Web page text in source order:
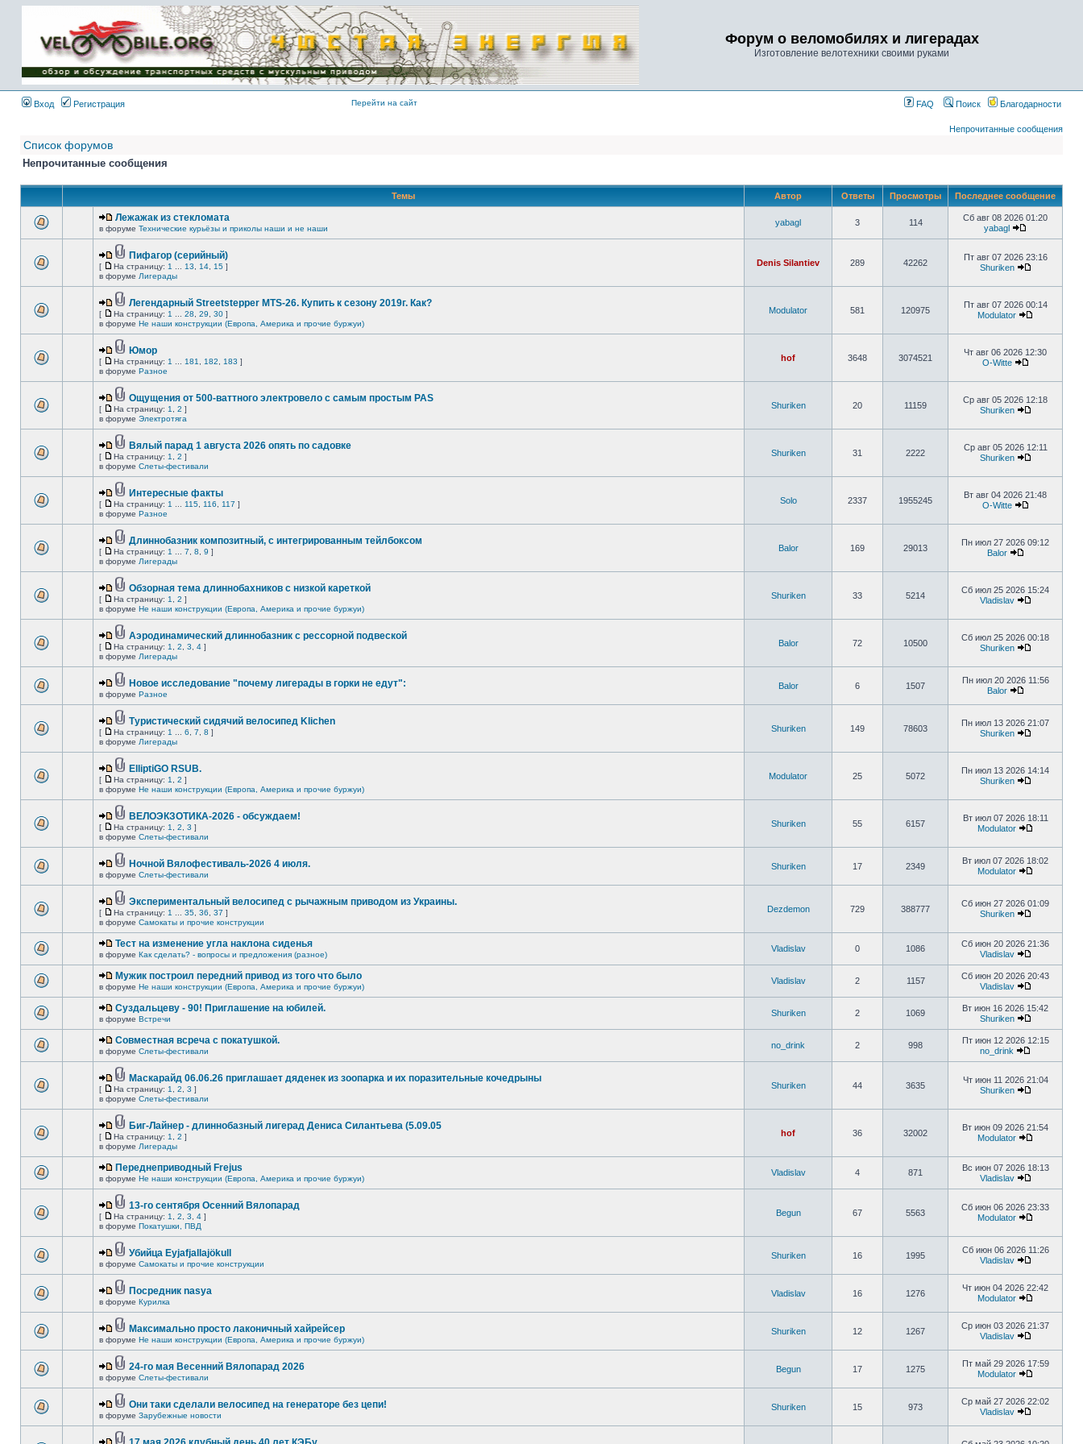
Имя пользователя:
Пароль:
{ LOG_ME_IN_SHORT
}
Форум о веломобилях и лигерадах
Изготовление велотехники своими руками
Вход Регистрация Перейти на сайт FAQ Поиск Благодарности
Непрочитанные сообщения
Список форумов
Непрочитанные сообщения
Темы Автор Ответы Просмотры Последнее сообщение
Лежажак из стекломата
в форуме Технические курьёзы и приколы наши и не наши
yabagl 3 114
Сб авг 08 2026 01:20
yabagl
Пифагор (серийный)
[ На страницу: 1 13 14 15 ]
в форуме Лигерады
Denis Silantiev 289 42262
Пт авг 07 2026 23:16
Shuriken
Легендарный Streetstepper MTS-26. Купить к сезону 2019г. Как?
[ На страницу: 1 28 29 30 ]
в форуме Не наши конструкции (Европа, Америка и прочие буржуи)
Modulator 581 120975
Пт авг 07 2026 00:14
Modulator
Юмор
[ На страницу: 1 181 182 183 ]
в форуме Разное
hof 3648 3074521
Чт авг 06 2026 12:30
O-Witte
Ощущения от 500-ваттного электровело с самым простым PAS
[ На страницу: 1 2 ]
в форуме Электротяга
Shuriken 20 11159
Ср авг 05 2026 12:18
Shuriken
Вялый парад 1 августа 2026 опять по садовке
[ На страницу: 1 2 ]
в форуме Слеты-фестивали
Shuriken 31 2222
Ср авг 05 2026 12:11
Shuriken
Интересные факты
[ На страницу: 1 115 116 117 ]
в форуме Разное
Solo 2337 1955245
Вт авг 04 2026 21:48
O-Witte
Длиннобазник композитный, с интегрированным тейлбоксом
[ На страницу: 1 7 8 9 ]
в форуме Лигерады
Balor 169 29013
Пн июл 27 2026 09:12
Balor
Обзорная тема длиннобахников с низкой кареткой
[ На страницу: 1 2 ]
в форуме Не наши конструкции (Европа, Америка и прочие буржуи)
Shuriken 33 5214
Сб июл 25 2026 15:24
Vladislav
Аэродинамический длиннобазник с рессорной подвеской
[ На страницу: 1 2 3 4 ]
в форуме Лигерады
Balor 72 10500
Сб июл 25 2026 00:18
Shuriken
Новое исследование "почему лигерады в горки не едут":
в форуме Разное
Balor 6 1507
Пн июл 20 2026 11:56
Balor
Туристический сидячий велосипед Klichen
[ На страницу: 1 6 7 8 ]
в форуме Лигерады
Shuriken 149 78603
Пн июл 13 2026 21:07
Shuriken
ElliptiGO RSUB.
[ На страницу: 1 2 ]
в форуме Не наши конструкции (Европа, Америка и прочие буржуи)
Modulator 25 5072
Пн июл 13 2026 14:14
Shuriken
ВЕЛОЭКЗОТИКА-2026 - обсуждаем!
[ На страницу: 1 2 3 ]
в форуме Слеты-фестивали
Shuriken 55 6157
Вт июл 07 2026 18:11
Modulator
Ночной Вялофестиваль-2026 4 июля.
в форуме Слеты-фестивали
Shuriken 17 2349
Вт июл 07 2026 18:02
Modulator
Экспериментальный велосипед с рычажным приводом из Украины.
[ На страницу: 1 35 36 37 ]
в форуме Самокаты и прочие конструкции
Dezdemon 729 388777
Сб июн 27 2026 01:09
Shuriken
Тест на изменение угла наклона сиденья
в форуме Как сделать? - вопросы и предложения (разное)
Vladislav 0 1086
Сб июн 20 2026 21:36
Vladislav
Мужик построил передний привод из того что было
в форуме Не наши конструкции (Европа, Америка и прочие буржуи)
Vladislav 2 1157
Сб июн 20 2026 20:43
Vladislav
Суздальцеву - 90! Приглашение на юбилей.
в форуме Встречи
Shuriken 2 1069
Вт июн 16 2026 15:42
Shuriken
Совместная всреча с покатушкой.
в форуме Слеты-фестивали
no_drink 2 998
Пт июн 12 2026 12:15
no_drink
Маскарайд 06.06.26 приглашает дяденек из зоопарка и их поразительные кочедрыны
[ На страницу: 1 2 3 ]
в форуме Слеты-фестивали
Shuriken 44 3635
Чт июн 11 2026 21:04
Shuriken
Биг-Лайнер - длиннобазный лигерад Дениса Силантьева (5.09.05
[ На страницу: 1 2 ]
в форуме Лигерады
hof 36 32002
Вт июн 09 2026 21:54
Modulator
Переднеприводный Frejus
в форуме Не наши конструкции (Европа, Америка и прочие буржуи)
Vladislav 4 871
Вс июн 07 2026 18:13
Vladislav
13-го сентября Осенний Вялопарад
[ На страницу: 1 2 3 4 ]
в форуме Покатушки, ПВД
Begun 67 5563
Сб июн 06 2026 23:33
Modulator
Убийца Eyjafjallajökull
в форуме Самокаты и прочие конструкции
Shuriken 16 1995
Сб июн 06 2026 11:26
Vladislav
Посредник nasya
в форуме Курилка
Vladislav 16 1276
Чт июн 04 2026 22:42
Modulator
Максимально просто лаконичный хайрейсер
в форуме Не наши конструкции (Европа, Америка и прочие буржуи)
Shuriken 12 1267
Ср июн 03 2026 21:37
Vladislav
24-го мая Весенний Вялопарад 2026
в форуме Слеты-фестивали
Begun 17 1275
Пт май 29 2026 17:59
Modulator
Они таки сделали велосипед на генераторе без цепи!
в форуме Зарубежные новости
Shuriken 15 973
Ср май 27 2026 22:02
Vladislav